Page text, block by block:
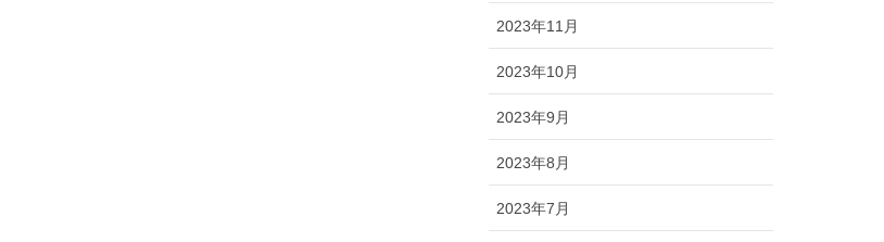
2023年11月
2023年10月
2023年9月
2023年8月
2023年7月